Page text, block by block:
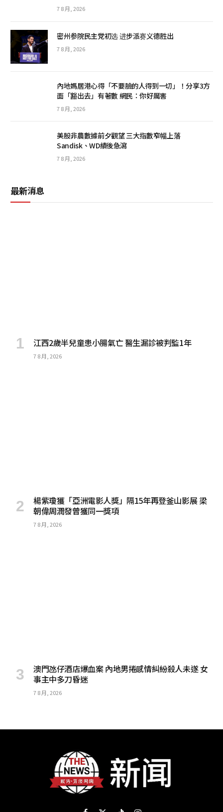
7 8 月, 2026
密州参院民主党初选 进步派赛义德胜出
7 8 月, 2026
內地媽居港心得「不要臉的人得到一切」！分享3方
面「豁出去」有著數 網民：你好厲害
7 8 月, 2026
美股非農數據前夕觀望 三大指數窄幅上落
Sandisk、WD績後急瀉
7 8 月, 2026
最新消息
江西2歲半兒童患小腸氣亡 醫生漏診被判監1年
7 8 月, 2026
楊紫瓊獲「亞洲電影人獎」隔15年再登釜山影展 梁
朝偉周潤發曾獲同一獎項
7 8 月, 2026
澳門氹仔酒店爆血案 內地男捲感情糾紛殺人未遂 女
事主中多刀昏迷
7 8 月, 2026